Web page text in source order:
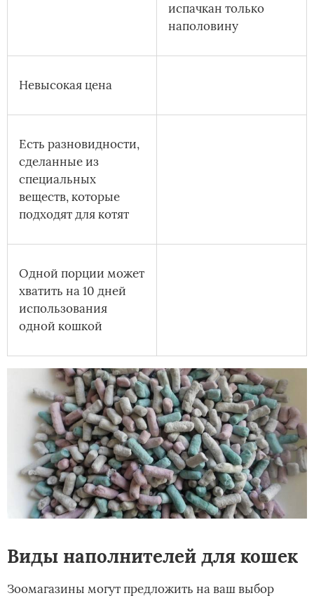
испачкан только
наполовину
Невысокая цена
Есть разновидности,
сделанные из
специальных
веществ, которые
подходят для котят
Одной порции может
хватить на 10 дней
использования
одной кошкой
Виды наполнителей для кошек
Зоомагазины могут предложить на ваш выбор